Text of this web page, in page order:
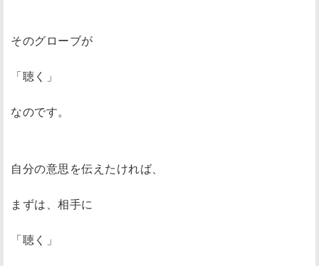
そのグローブが
「聴く」
なのです。
自分の意思を伝えたければ、
まずは、相手に
「聴く」